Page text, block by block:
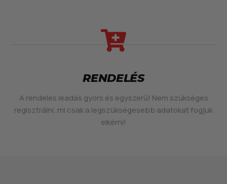
RENDELÉS
A rendelés leadás gyors és egyszerű! Nem szükséges
regisztrálni, mi csak a legszükségesebb adatokat fogjuk
elkérni!